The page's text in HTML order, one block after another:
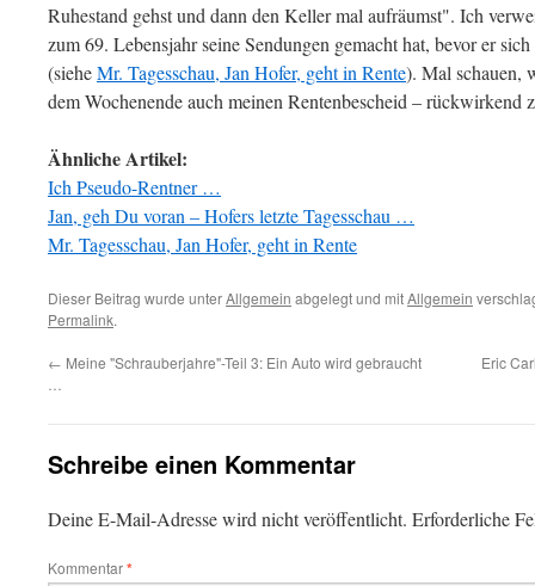
Ruhestand gehst und dann den Keller mal aufräumst". Ich
zum 69. Lebensjahr seine Sendungen gemacht hat, bevor er
(sieheMr. Tagesschau, Jan Hofer, geht in Rente). Mal schauen,
dem Wochenende auch meinen Rentenbescheid – rückwirkend
Ähnliche Artikel:
Ich Pseudo-Rentner …
Jan, geh Du voran – Hofers letzte Tagesschau …
Mr. Tagesschau, Jan Hofer, geht in Rente
Dieser Beitrag wurde unterAllgemein abgelegt und mitAllgemein
Permalink.
← Meine "Schrauberjahre"-Teil 3: Ein Auto wird gebraucht
Eric
Schreibe einen Kommentar
Deine E-Mail-Adresse wird nicht veröffentlicht. Erforderliche
Kommentar*